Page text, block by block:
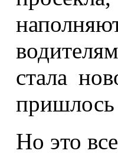
стала
пришлось
Но это